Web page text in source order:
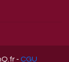
- CGU